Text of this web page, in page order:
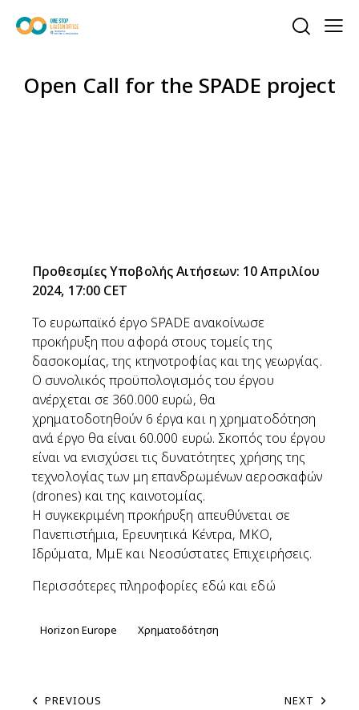
Open Call for the SPADE project
Προθεσμίες Υποβολής Αιτήσεων: 10 Απριλίου
2024, 17:00 CET
Το ευρωπαϊκό έργο SPADE ανακοίνωσε
προκήρυξη που αφορά στους τομείς της
δασοκομίας, της κτηνοτροφίας και της γεωργίας.
Ο συνολικός προϋπολογισμός του έργου
ανέρχεται σε 360.000 ευρώ, θα
χρηματοδοτηθούν 6 έργα και η χρηματοδότηση
ανά έργο θα είναι 60.000 ευρώ. Σκοπός του έργου
είναι να ενισχύσει τις δυνατότητες χρήσης της
τεχνολογίας των μη επανδρωμένων αεροσκαφών
(drones) και της καινοτομίας.
Η συγκεκριμένη προκήρυξη απευθύνεται σε
Πανεπιστήμια, Ερευνητικά Κέντρα, ΜΚΟ,
Ιδρύματα, ΜμΕ και Νεοσύστατες Επιχειρήσεις.
Περισσότερες πληροφορίες εδώ και εδώ
Horizon Europe Χρηματοδότηση
PREVIOUS NEXT